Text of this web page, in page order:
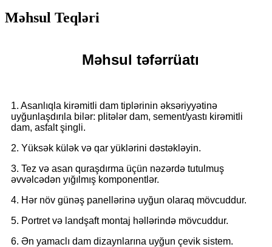
Məhsul Teqləri
Məhsul təfərrüatı
1. Asanlıqla kirəmitli dam tiplərinin əksəriyyətinə
uyğunlaşdırıla bilər: plitələr dam, sement/yastı kirəmitli
dam, asfalt şingli.
2. Yüksək külək və qar yüklərini dəstəkləyin.
3. Tez və asan quraşdırma üçün nəzərdə tutulmuş
əvvəlcədən yığılmış komponentlər.
4. Hər növ günəş panellərinə uyğun olaraq mövcuddur.
5. Portret və landşaft montaj həllərində mövcuddur.
6. Ən yamaclı dam dizaynlarına uyğun çevik sistem.